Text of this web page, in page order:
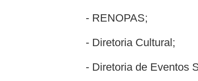
- RENOPAS;
- Diretoria Cultural;
- Diretoria de Eventos